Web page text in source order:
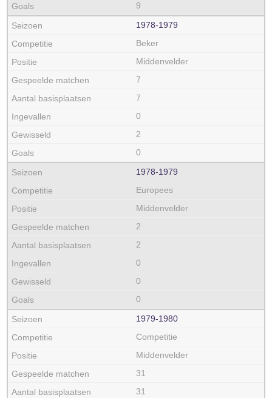
9
1978‑1979
Beker
Middenvelder
7
7
0
2
0
1978‑1979
Europees
Middenvelder
2
2
0
0
0
1979‑1980
Competitie
Middenvelder
31
31